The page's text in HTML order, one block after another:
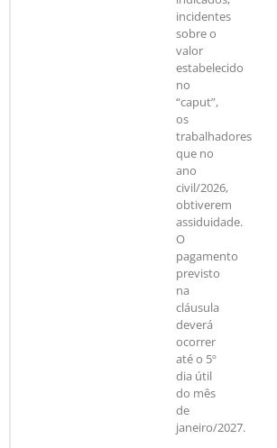
incidentes
sobre o
valor
estabelecido
no
“caput”,
os
trabalhadores
que no
ano
civil/2026,
obtiverem
assiduidade.
O
pagamento
previsto
na
cláusula
deverá
ocorrer
até o 5º
dia útil
do mês
de
janeiro/2027.